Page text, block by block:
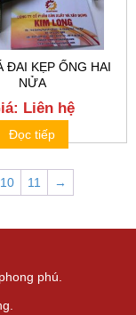
ĐAI KẸP ỐNG HAI
NỬA
Liên hệ
Đọc tiếp
10 11
→
phú.